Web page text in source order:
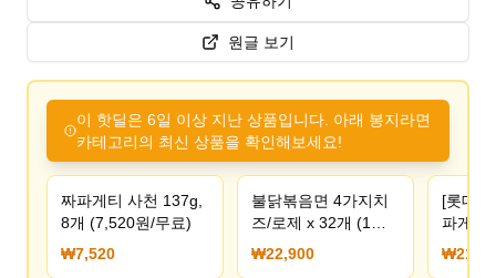
원글 보기
이 핫딜은 6일 이상 지난 상품입니다. 아래 봉지라면
카테고리의 최신 상품을 확인해보세요!
짜파게티 사천 137g,
8개 (7,520원/무료)
₩7,520
불닭볶음면 4가지치
즈/로제 x 32개 (1박
스) 3종 택 1 (22,900
원/무료)
₩22,900
[롯데
파게티
봉+신